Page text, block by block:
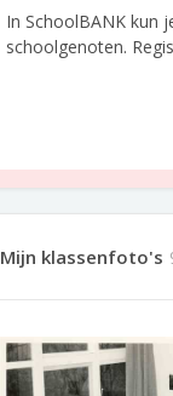
In SchoolBANK kun
schoolgenoten.
Mijn klassenfoto's